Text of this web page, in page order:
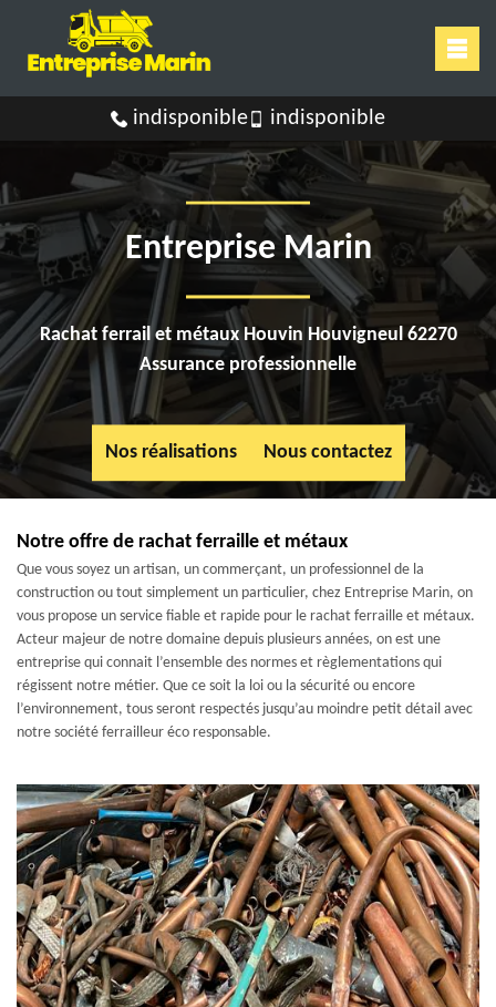
indisponible indisponible
Entreprise Marin
Rachat ferrail et métaux Houvin Houvigneul 62270
Assurance professionnelle
Nos réalisations Nous contactez
Notre offre de rachat ferraille et métaux
Que vous soyez un artisan, un commerçant, un professionnel de la
construction ou tout simplement un particulier, chez Entreprise Marin, on
vous propose un service fiable et rapide pour le rachat ferraille et métaux.
Acteur majeur de notre domaine depuis plusieurs années, on est une
entreprise qui connait l’ensemble des normes et règlementations qui
régissent notre métier. Que ce soit la loi ou la sécurité ou encore
l’environnement, tous seront respectés jusqu’au moindre petit détail avec
notre société ferrailleur éco responsable.